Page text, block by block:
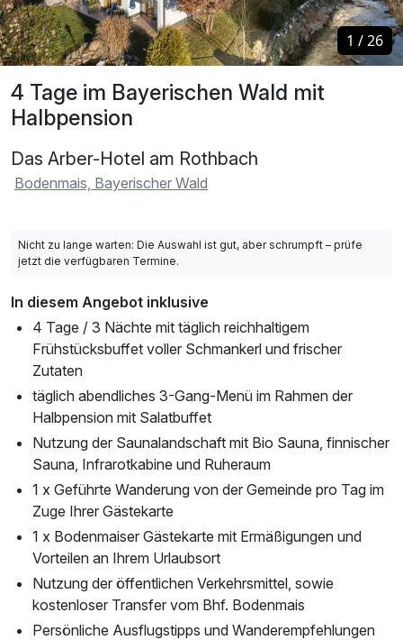
4 Tage im Bayerischen Wald mit
Halbpension
Das Arber-Hotel am Rothbach
Bodenmais, Bayerischer Wald
1 /26
1 /26
Nicht zu lange warten: Die Auswahl ist gut, aber schrumpft – prüfe
jetzt die verfügbaren Termine.
In diesem Angebot inklusive
4 Tage / 3 Nächte mit täglich reichhaltigem
Frühstücksbuffet voller Schmankerl und frischer
Zutaten
täglich abendliches 3-Gang-Menü im Rahmen der
Halbpension mit Salatbuffet
Nutzung der Saunalandschaft mit Bio Sauna, finnischer
Sauna, Infrarotkabine und Ruheraum
1 x Geführte Wanderung von der Gemeinde pro Tag im
Zuge Ihrer Gästekarte
1 x Bodenmaiser Gästekarte mit Ermäßigungen und
Vorteilen an Ihrem Urlaubsort
Nutzung der öffentlichen Verkehrsmittel, sowie
kostenloser Transfer vom Bhf. Bodenmais
Persönliche Ausflugstipps und Wanderempfehlungen